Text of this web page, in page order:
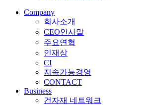
Company
회사소개
CEO인사말
주요연혁
인재상
CI
지속가능경영
CONTACT
Business
건자재 네트워크